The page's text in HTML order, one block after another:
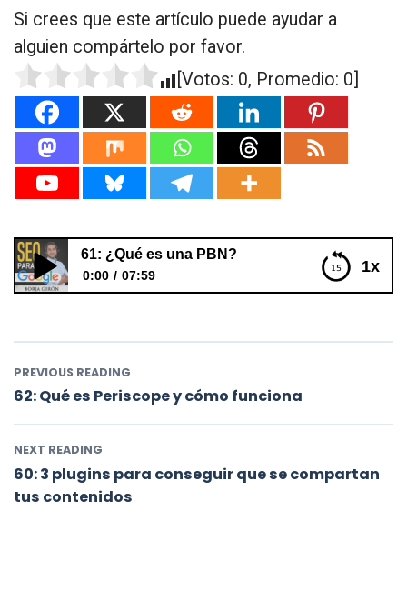
Si crees que este artículo puede ayudar a
alguien compártelo por favor.
[Votos: 0, Promedio: 0
1x
61: ¿Qué es una PBN?
0:00 07:59
PREVIOUS READING
62: Qué es Periscope y cómo funciona
NEXT READING
60: 3 plugins para conseguir que se compartan
tus contenidos